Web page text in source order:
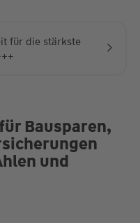
für die stärkste
Bausparen,
und